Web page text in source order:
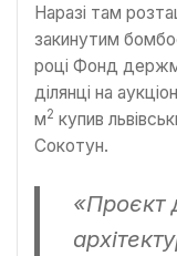
Наразі там
закинутим
році Фонд
ділянці на
м2 купив
Сокотун.
«Проєкт